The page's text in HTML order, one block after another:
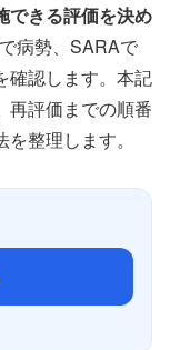
できる評価を決め
病勢、SARAで
確認します。本記
再評価までの順番
整理します。